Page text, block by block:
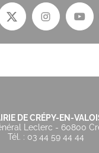
DE CRÉPY-EN-
Leclerc - 60800
Tél. : 03 44 59 44 44